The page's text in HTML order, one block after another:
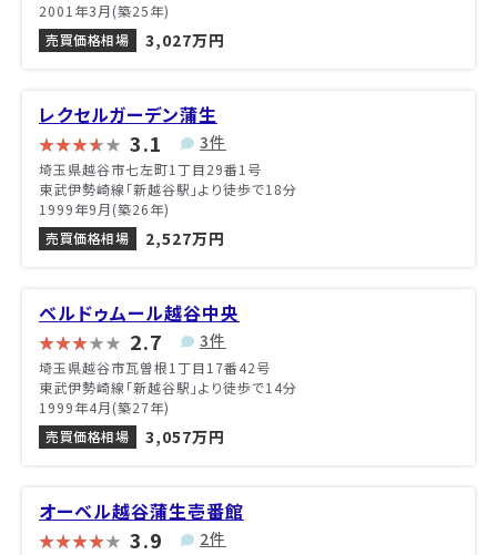
2001年3月(築25年)
売買価格相場
3,027万円
レクセルガーデン蒲生
3.1 3件
埼玉県越谷市七左町1丁目29番1号
東武伊勢崎線「新越谷駅」より徒歩で18分
1999年9月(築26年)
売買価格相場
2,527万円
ベルドゥムール越谷中央
2.7 3件
埼玉県越谷市瓦曽根1丁目17番42号
東武伊勢崎線「新越谷駅」より徒歩で14分
1999年4月(築27年)
売買価格相場
3,057万円
オーベル越谷蒲生壱番館
3.9 2件